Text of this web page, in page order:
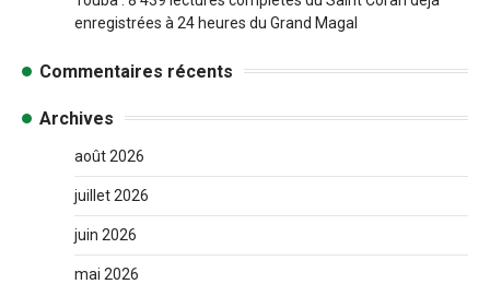
enregistrées à 24 heures du Grand Magal
Commentaires récents
Archives
août 2026
juillet 2026
juin 2026
mai 2026